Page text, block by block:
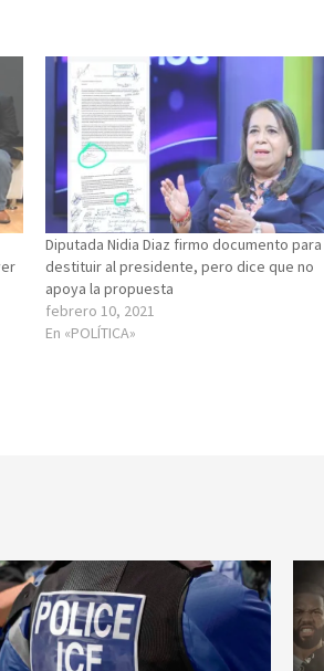
Diputada Nidia Diaz firmo documento para
destituir al presidente, pero dice que no
apoya la propuesta
febrero 10, 2021
En «POLÍTICA»